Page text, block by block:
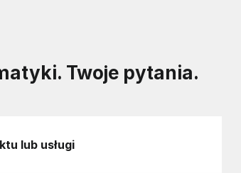
Twoje pytania.
lub usługi